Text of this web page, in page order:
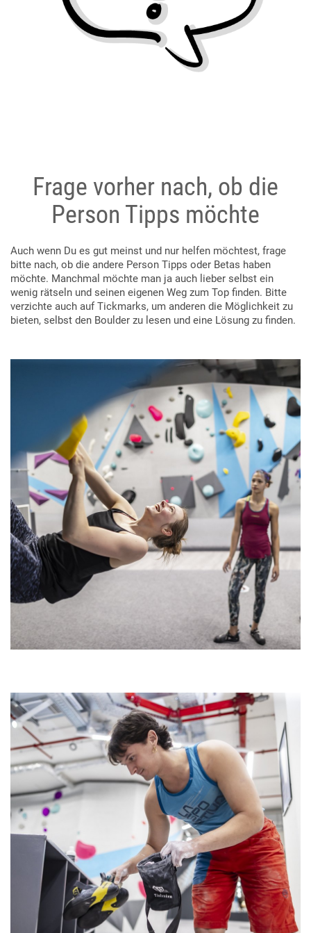
Frage vorher nach, ob die
Person Tipps möchte
Auch wenn Du es gut meinst und nur helfen möchtest, frage
bitte nach, ob die andere Person Tipps oder Betas haben
möchte. Manchmal möchte man ja auch lieber selbst ein
wenig rätseln und seinen eigenen Weg zum Top finden. Bitte
verzichte auch auf Tickmarks, um anderen die Möglichkeit zu
bieten, selbst den Boulder zu lesen und eine Lösung zu finden.